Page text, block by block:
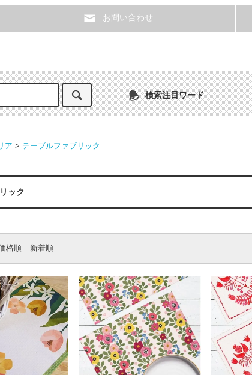
お問い合わせ
検索注目ワード
ア > テーブルファブリック
ック
格順 新着順